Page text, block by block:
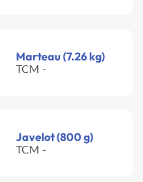
Marteau (7.26 kg)
TCM -
Javelot (800 g)
TCM -